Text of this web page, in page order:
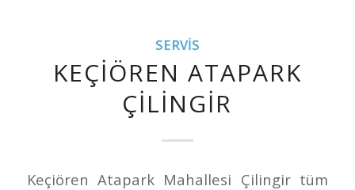
SERVIS
KEÇIÖREN ATAPARK
ÇILINGIR
Keçiören Atapark Mahallesi Çilingir tüm